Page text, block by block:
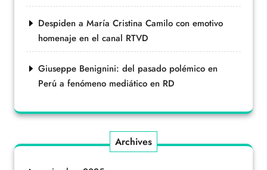
Despiden a María Cristina Camilo con emotivo
homenaje en el canal RTVD
Giuseppe Benignini: del pasado polémico en
Perú a fenómeno mediático en RD
Archives